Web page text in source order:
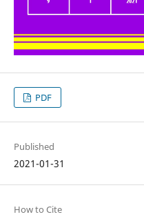
PDF
Published
2021-01-31
How to Cite